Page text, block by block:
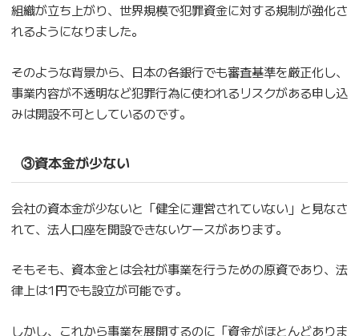
組織が立ち上がり、世界規模で犯罪資金に対する規制が強化さ
れるようになりました。
そのような背景から、日本の各銀行でも審査基準を厳正化し、
事業内容が不透明など犯罪行為に使われるリスクがある申し込
みは開設不可としているのです。
③資本金が少ない
会社の資本金が少ないと「健全に運営されていない」と見なさ
れて、法人口座を開設できないケースがあります。
そもそも、資本金とは会社が事業を行うための原資であり、法
律上は1円でも設立が可能です。
しかし、これから事業を展開するのに「資金がほとんどありま